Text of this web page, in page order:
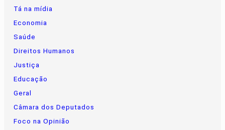
Tá na mídia
Economia
Saúde
Direitos Humanos
Justiça
Educação
Geral
Câmara dos Deputados
Foco na Opinião